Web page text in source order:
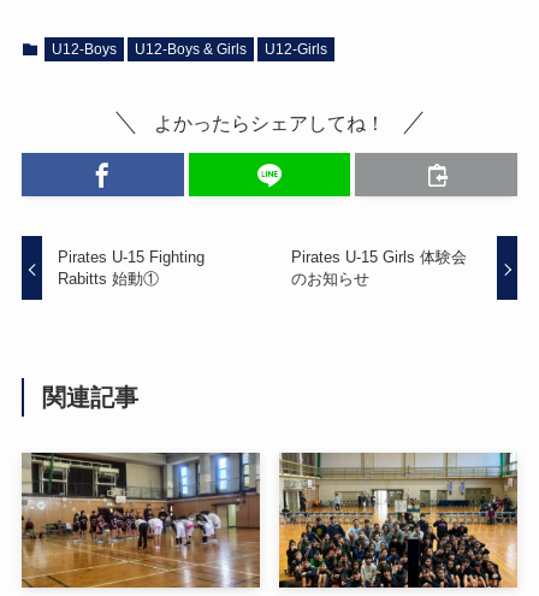
U12-Boys U12-Boys & Girls U12-Girls
よかったらシェアしてね！
Pirates U-15 Fighting
Rabitts 始動①
Pirates U-15 Girls 体験会
のお知らせ
関連記事